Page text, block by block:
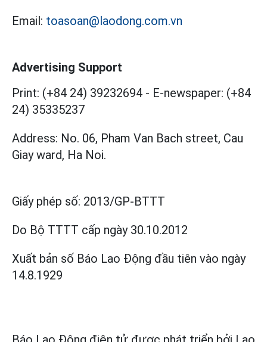
Email: toasoan@laodong.com.vn
Advertising Support
Print: (+84 24) 39232694 - E-newspaper: (+84
24) 35335237
Address: No. 06, Pham Van Bach street, Cau
Giay ward, Ha Noi.
Giấy phép số: 2013/GP-BTTT
Do Bộ TTTT cấp ngày 30.10.2012
Xuất bản số Báo Lao Động đầu tiên vào ngày
14.8.1929